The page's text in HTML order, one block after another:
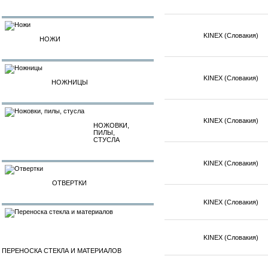
НОЖИ
НОЖНИЦЫ
НОЖОВКИ,
ПИЛЫ,
СТУСЛА
ОТВЕРТКИ
ПЕРЕНОСКА СТЕКЛА И МАТЕРИАЛОВ
KINEX (Словакия)
KINEX (Словакия)
KINEX (Словакия)
KINEX (Словакия)
KINEX (Словакия)
KINEX (Словакия)